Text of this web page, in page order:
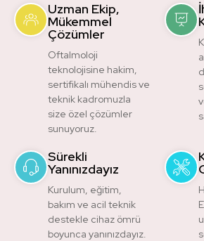
Uzman Ekip,
Mükemmel
Çözümler
Oftalmoloji
teknolojisine hakim,
sertifikalı mühendis ve
teknik kadromuzla
size özel çözümler
sunuyoruz.
Sürekli
Yanınızdayız
Kurulum, eğitim,
bakım ve acil teknik
destekle cihaz ömrü
boyunca yanınızdayız.